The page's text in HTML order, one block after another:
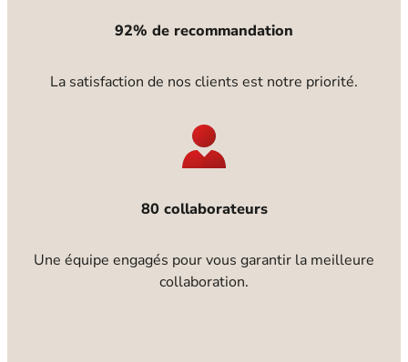
92% de recommandation
La satisfaction de nos clients est notre priorité.
80 collaborateurs
Une équipe engagés pour vous garantir la meilleure
collaboration.